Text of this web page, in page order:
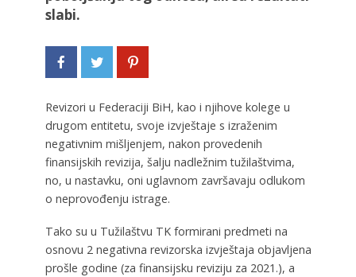
slabi.
Revizori u Federaciji BiH, kao i njihove kolege u
drugom entitetu, svoje izvještaje s izraženim
negativnim mišljenjem, nakon provedenih
finansijskih revizija, šalju nadležnim tužilaštvima,
no, u nastavku, oni uglavnom završavaju odlukom
o neprovođenju istrage.
Tako su u Tužilaštvu TK formirani predmeti na
osnovu 2 negativna revizorska izvještaja objavljena
prošle godine (za finansijsku reviziju za 2021.), a